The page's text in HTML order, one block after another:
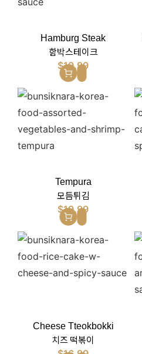
Hamburg Steak
함박스테이크
$19.99
Tempura
모듬튀김
$19.99
Cheese Tteokbokki
치즈 떡볶이